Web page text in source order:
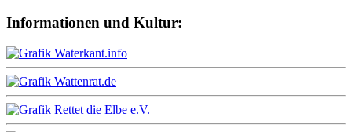
Informationen und Kultur: